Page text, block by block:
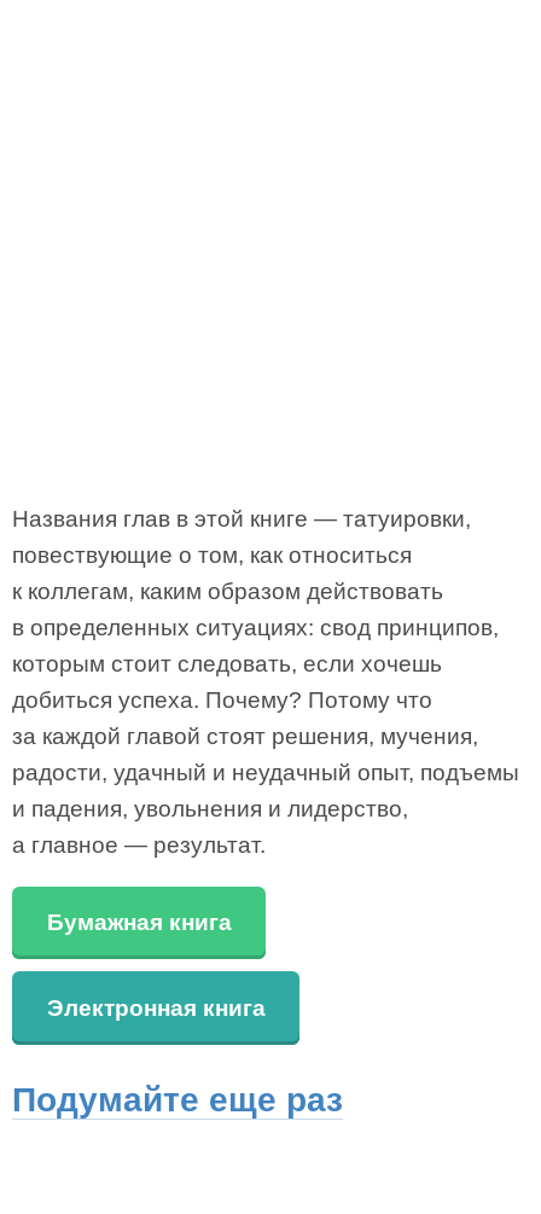
Названия глав в этой книге — татуировки,
повествующие о том, как относиться
к коллегам, каким образом действовать
в определенных ситуациях: свод принципов,
которым стоит следовать, если хочешь
добиться успеха. Почему? Потому что
за каждой главой стоят решения, мучения,
радости, удачный и неудачный опыт, подъемы
и падения, увольнения и лидерство,
а главное — результат.
Бумажная книга
Электронная книга
Подумайте еще раз